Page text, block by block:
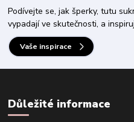
Podívejte se, jak šperky, tutu
vypadají ve skutečnosti, a
Vaše inspirace
Důležité informace